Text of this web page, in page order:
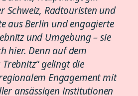
Schweiz, Radtouristen und
aus Berlin und engagierte
und Umgebung – sie
hier. Denn auf dem
Trebnitz“ gelingt die
Engagement mit
ansässigen Institutionen